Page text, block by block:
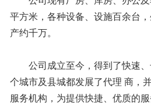
平方米，各种设备、设施百余台
产约千万。
公司成立至今，得到了快速、
个城市及县城都发展了代理 商，
服务机构，为提供快捷、优质的